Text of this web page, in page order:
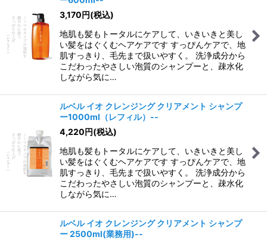
3,170円(税込)
地肌も髪もトータルにケアして、いきいきと美し
い髪をはぐくむヘアケアです すっぴんケアで、地
肌すっきり、毛先まで扱いやすく。 洗浄成分から
こだわったやさしい泡質のシャンプーと、疎水化
しながら気に…
ルベル イオ クレンジング クリアメント シャンプ
ー1000ml（レフィル）--
4,220円(税込)
地肌も髪もトータルにケアして、いきいきと美し
い髪をはぐくむヘアケアです すっぴんケアで、地
肌すっきり、毛先まで扱いやすく。 洗浄成分から
こだわったやさしい泡質のシャンプーと、疎水化
しながら気に…
ルベル イオ クレンジング クリアメント シャンプ
ー 2500ml(業務用)--